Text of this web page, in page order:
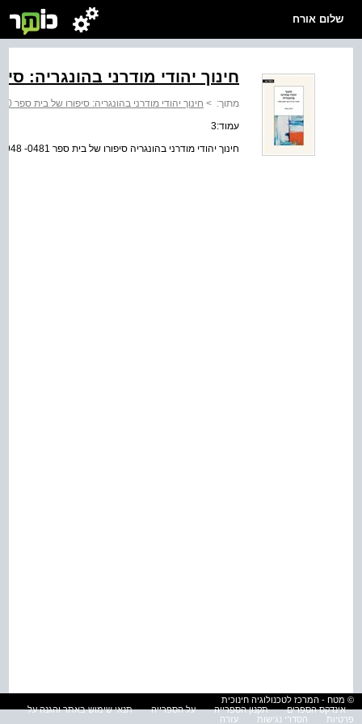
שלום אורח
חינוך יהודי מודרני בהונגריה: סיפורו
מתוך: > חינוך יהודי מודרני בהונגריה: סיפורו של בית ספר 1840 ‑ 1948
עמוד:3
חינוך יהודי מודרני בהונגריה סיפורו של בית ספר 0481‑ 1948 יצחק קשתי
© מטח - המרכז לטכנולוגיה חינוכית
אינדקס הספרים
תקנון הספרייה על הספרייה
תנאי שימוש באתר והגנה על
פרטיות
הסדרי נגישות עזרה